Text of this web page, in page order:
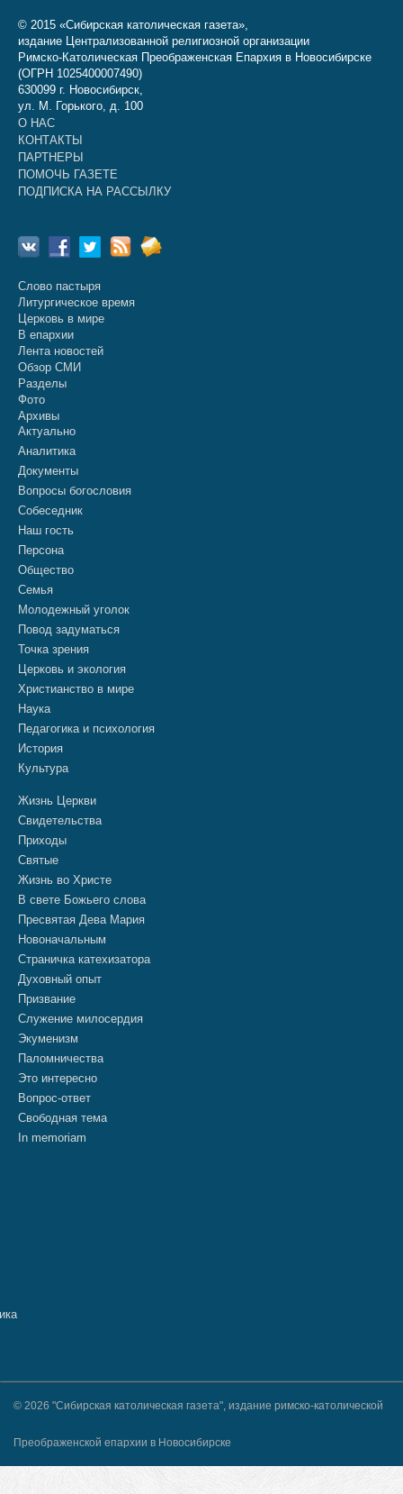
© 2015 «Сибирская католическая газета»,
издание Централизованной религиозной организации
Римско-Католическая Преображенская Епархия в Новосибирске
(ОГРН 1025400007490)
630099 г. Новосибирск,
ул. М. Горького, д. 100
О НАС
КОНТАКТЫ
ПАРТНЕРЫ
ПОМОЧЬ ГАЗЕТЕ
ПОДПИСКА НА РАССЫЛКУ
Слово пастыря
Литургическое время
Церковь в мире
В епархии
Лента новостей
Обзор СМИ
Разделы
Фото
Архивы
Актуально
Аналитика
Документы
Вопросы богословия
Собеседник
Наш гость
Персона
Общество
Семья
Молодежный уголок
Повод задуматься
Точка зрения
Церковь и экология
Христианство в мире
Наука
Педагогика и психология
История
Культура
Жизнь Церкви
Свидетельства
Приходы
Святые
Жизнь во Христе
В свете Божьего слова
Пресвятая Дева Мария
Новоначальным
Страничка катехизатора
Духовный опыт
Призвание
Служение милосердия
Экуменизм
Паломничества
Это интересно
Вопрос-ответ
Свободная тема
In memoriam
© 2026 "Сибирская католическая газета", издание римско-католической
Преображенской епархии в Новосибирске